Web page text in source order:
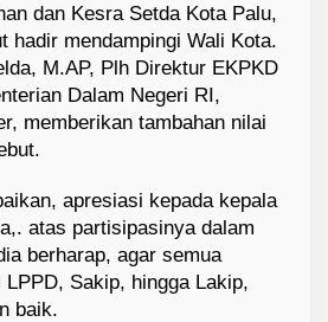
dan Kesra Setda Kota Palu,
hadir mendampingi Wali Kota.
M.AP, Plh Direktur EKPKD
Dalam Negeri RI,
memberikan tambahan nilai
apresiasi kepada kepala
atas partisipasinya dalam
berharap, agar semua
Sakip, hingga Lakip,
baik.